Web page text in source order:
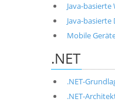
Java-basierte
Java-basierte
Mobile
.NET
.NET-
.NET-